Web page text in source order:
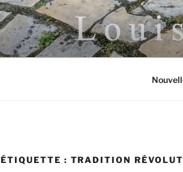
LOUIS CÔTÉ,
ÉTIQUETTE : TRADITION